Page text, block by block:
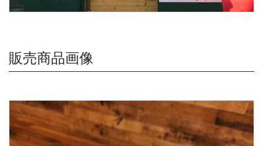
販売商品画像